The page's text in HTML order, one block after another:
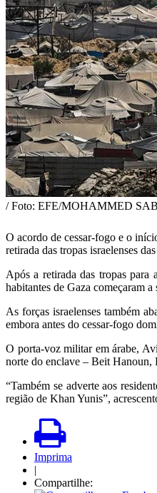
/ Foto: EFE/MOHAMMED
O acordo de cessar-fogo e o
retirada das tropas israelenses
Após a retirada das tropas
habitantes de Gaza começaram
As forças israelenses também
embora antes do cessar-fogo
O porta-voz militar em árabe,
norte do enclave – Beit Hanoun,
“Também se adverte aos
região de Khan Yunis”,
Imprima
|
Compartilhe: